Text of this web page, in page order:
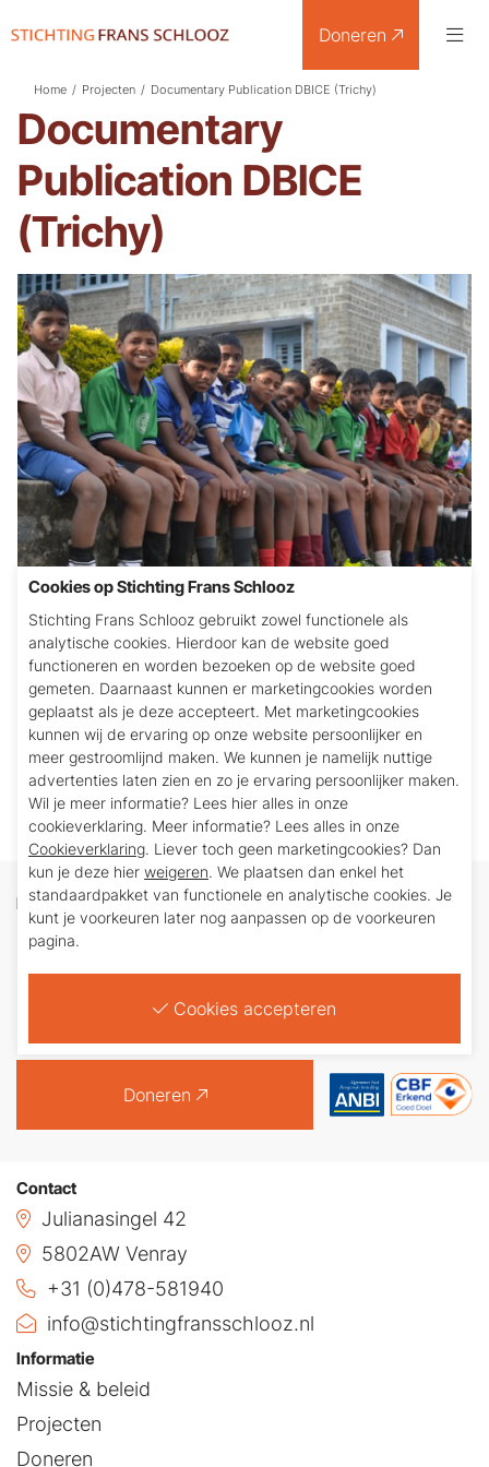
Doneren
Home / Projecten / Documentary Publication DBICE (Trichy)
Documentary
Publication DBICE
(Trichy)
Projectnummer Stichting Pater Schlooz: 15 d
Productie van een documentaire over het door
Stichting Pater Schlooz ondersteunde DBICE.
Financiële bijdrage in 2014: € 3,034,- (2013: € 0,-)
Contact
Julianasingel 42
5802AW Venray
+31 (0)478-581940
info@stichtingfransschlooz.nl
Informatie
Missie & beleid
Projecten
Doneren
Doneren
Ieder bedrag is welkom. U maakt zelf een bedrag
Doneren
Cookies op Stichting Frans Schlooz
Stichting Frans Schlooz gebruikt zowel functionele als
analytische cookies. Hierdoor kan de website goed
functioneren en worden bezoeken op de website goed
gemeten. Daarnaast kunnen er marketingcookies worden
geplaatst als je deze accepteert. Met marketingcookies
kunnen wij de ervaring op onze website persoonlijker en
meer gestroomlijnd maken. We kunnen je namelijk nuttige
advertenties laten zien en zo je ervaring persoonlijker maken.
Wil je meer informatie? Lees hier alles in onze
cookieverklaring. Meer informatie? Lees alles in onze
Cookieverklaring . Liever toch geen marketingcookies? Dan
kun je deze hier weigeren . We plaatsen dan enkel het
standaardpakket van functionele en analytische cookies. Je
kunt je voorkeuren later nog aanpassen op de voorkeuren
pagina.
Cookies accepteren